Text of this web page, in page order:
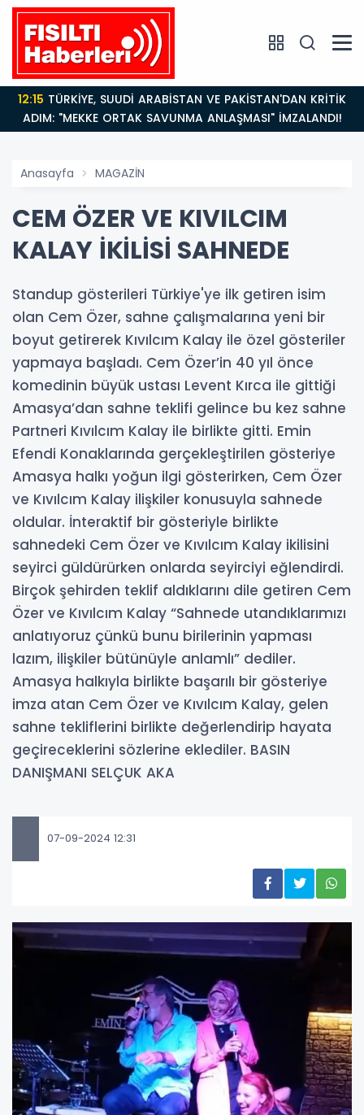
12:15
ADIM: "MEKKE ORTAK SAVUNMA ANLAŞMASI" İMZALANDI!
Anasayfa MAGAZİN
CEM ÖZER VE KIVILCIM
KALAY İKİLİSİ SAHNEDE
Standup gösterileri Türkiye'ye ilk getiren isim
olan Cem Özer, sahne çalışmalarına yeni bir
boyut getirerek Kıvılcım Kalay ile özel gösteriler
yapmaya başladı. Cem Özer’in 40 yıl önce
komedinin büyük ustası Levent Kırca ile gittiği
Amasya’dan sahne teklifi gelince bu kez sahne
Partneri Kıvılcım Kalay ile birlikte gitti. Emin
Efendi Konaklarında gerçekleştirilen gösteriye
Amasya halkı yoğun ilgi gösterirken, Cem Özer
ve Kıvılcım Kalay ilişkiler konusuyla sahnede
oldular. İnteraktif bir gösteriyle birlikte
sahnedeki Cem Özer ve Kıvılcım Kalay ikilisini
seyirci güldürürken onlarda seyirciyi eğlendirdi.
Birçok şehirden teklif aldıklarını dile getiren Cem
Özer ve Kıvılcım Kalay “Sahnede utandıklarımızı
anlatıyoruz çünkü bunu birilerinin yapması
lazım, ilişkiler bütünüyle anlamlı” dediler.
Amasya halkıyla birlikte başarılı bir gösteriye
imza atan Cem Özer ve Kıvılcım Kalay, gelen
sahne tekliflerini birlikte değerlendirip hayata
geçireceklerini sözlerine eklediler. BASIN
DANIŞMANI SELÇUK AKA
07-09-2024 12:31